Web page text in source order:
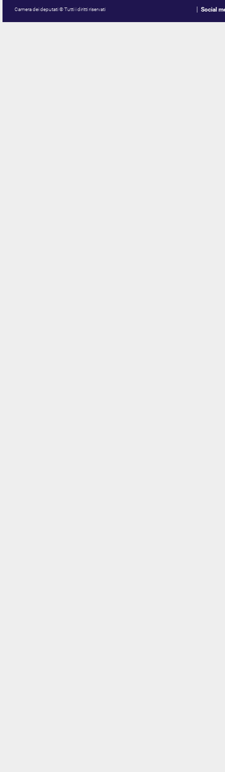
Camera dei deputati © Tutti i diritti riservati Social